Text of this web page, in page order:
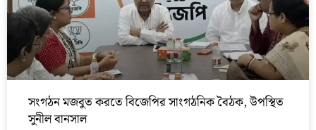
সংগঠন মজবুত করতে বিজেপির সাংগঠনিক বৈঠক, উপস্থিত
সুনীল বানসাল